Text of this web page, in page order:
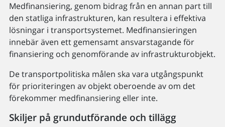
Medfinansiering, genom bidrag från en annan part till
den statliga infrastrukturen, kan resultera i effektiva
lösningar i transportsystemet. Medfinansieringen
innebär även ett gemensamt ansvarstagande för
finansiering och genomförande av infrastrukturobjekt.
De transportpolitiska målen ska vara utgångspunkt
för prioriteringen av objekt oberoende av om det
förekommer medfinansiering eller inte.
Skiljer på grundutförande och tillägg